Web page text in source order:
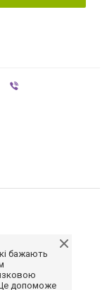
бажають
Це допоможе